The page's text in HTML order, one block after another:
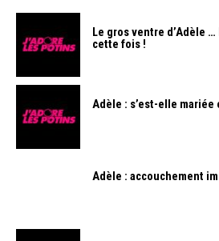
Le gros ventre d’Adèle
cette fois !
Adèle : s’est-elle mariée
Adèle : accouchement